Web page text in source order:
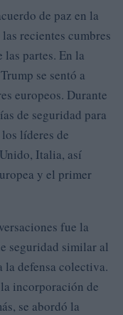
de paz en la
recientes cumbres
partes. En la
se sentó a
europeos. Durante
de seguridad para
líderes de
Italia, así
y el primer
fue la
seguridad similar al
defensa colectiva.
incorporación de
se abordó la